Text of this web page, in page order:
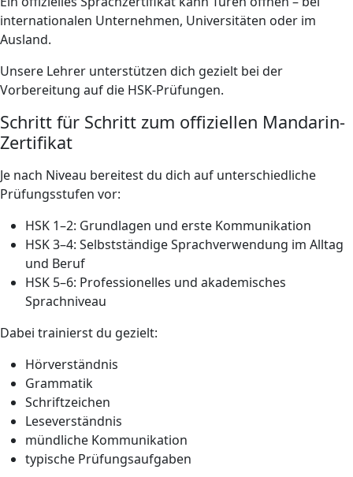
internationalen Unternehmen, Universitäten oder im
Ausland.
Unsere Lehrer unterstützen dich gezielt bei der
Vorbereitung auf die HSK-Prüfungen.
Schritt für Schritt zum offiziellen Mandarin-
Zertifikat
Je nach Niveau bereitest du dich auf unterschiedliche
Prüfungsstufen vor:
HSK 1–2: Grundlagen und erste Kommunikation
HSK 3–4: Selbstständige Sprachverwendung im Alltag
und Beruf
HSK 5–6: Professionelles und akademisches
Sprachniveau
Dabei trainierst du gezielt:
Hörverständnis
Grammatik
Schriftzeichen
Leseverständnis
mündliche Kommunikation
typische Prüfungsaufgaben